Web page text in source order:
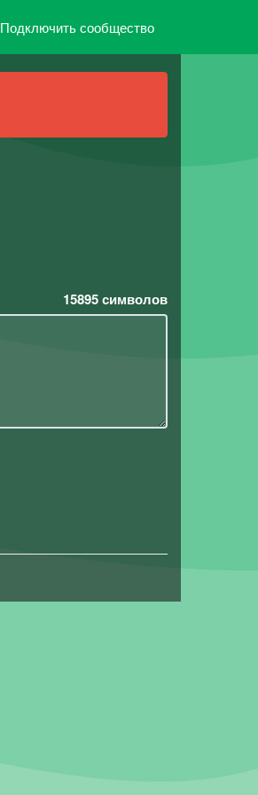
Подключить сообщество
15895символов